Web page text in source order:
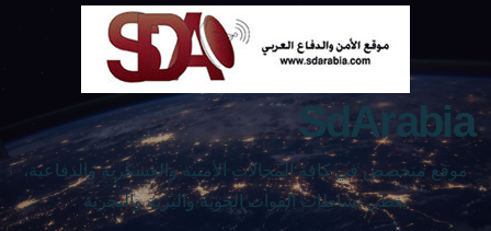
SdArabia
موقع متخصص في كافة المجالات الأمنية والعسكرية والدفاعية،
يغطي نشاطات القوات الجوية والبرية والبحرية